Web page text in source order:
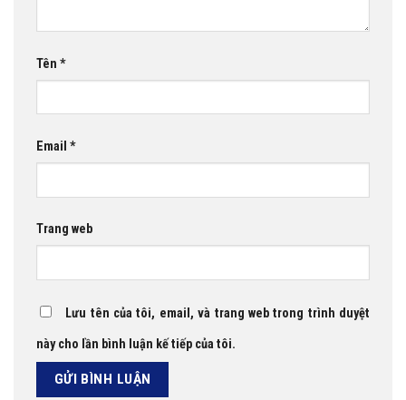
Tên *
Email *
Trang web
Lưu tên của tôi, email, và trang web trong trình duyệt
này cho lần bình luận kế tiếp của tôi.